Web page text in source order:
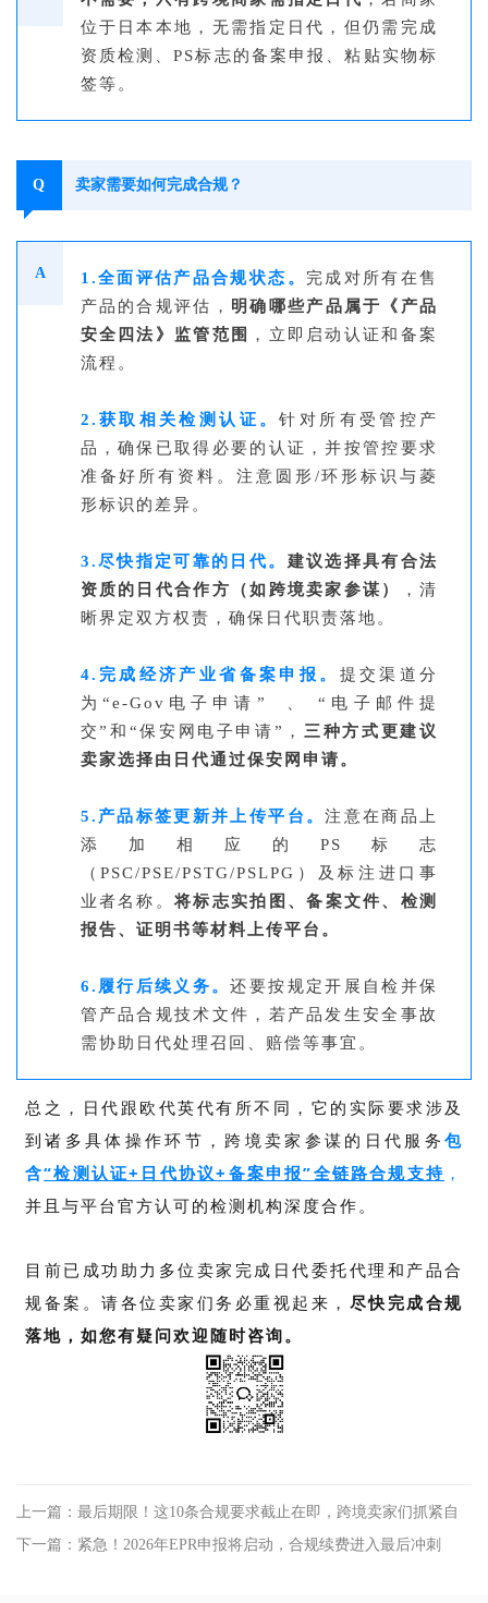
位于日本本地，无需指定日代，但仍需完成
资质检测、PS标志的备案申报、粘贴实物标
签等。
Q 卖家需要如何完成合规？
A 1.全面评估产品合规状态。 完成对所有在售
产品的合规评估， 明确哪些产品属于《产品
安全四法》监管范围
，立即启动认证和备案
流程。
2.获取相关检测认证。针对所有受管控产
品，确保已取得必要的认证，并按管控要求
准备好所有资料。注意圆形/环形标识与菱
形标识的差异。
3.尽快指定可靠的日代。 建议选择具有合法
资质的日代合作方（如跨境卖家参谋）
，清
晰界定双方权责，确保日代职责落地。
4.完成经济产业省备案申报。 提交渠道分
为“e-Gov电子申请” 、 “电子邮件提
交”和“保安网电子申请”， 三种方式更建议
卖家选择由日代通过保安网申请。
5.产品标签更新并上传平台。注意在商品上
添加相应的PS标志
（PSC/PSE/PSTG/PSLPG）及标注进口事
业者名称。将标志实拍图、备案文件、 检测
报告、 证明书等材料上传平台。
6.履行后续义务。还要按规定开展自检并保
管产品合规技术文件，若产品发生安全事故
需协助日代处理召回、赔偿等事宜。
总之，日代跟欧代英代有所不同，它的实际要求涉及
到诸多 具体操作环节 ， 跨境卖家参谋的日代服务包
含“检测认证+日代协议+备案申报”全链路合规支持 ，
并且与平台官方认可的检测机构深度合作。
目 前已成功助力多位卖家完成日代委托代理和产品合
规备案。 请各位卖家们务必重视起来， 尽快完成合规
落地， 如您有疑问欢迎随时咨询。
上一篇：最后期限！这10条合规要求截止在即，跨境卖家们抓紧自
查
下一篇：紧急！2026年EPR申报将启动，合规续费进入最后冲刺